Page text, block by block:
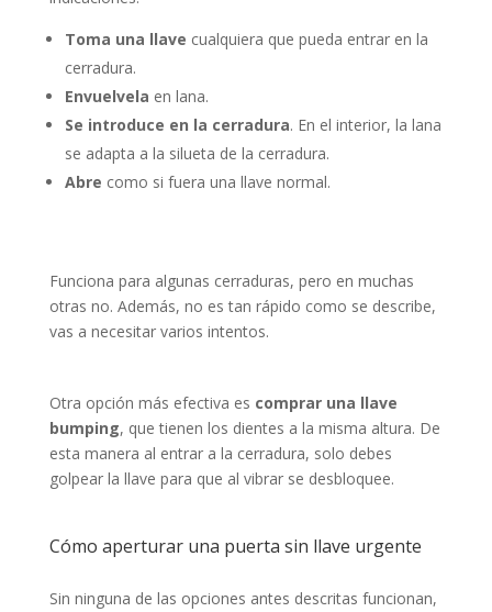
Toma una llave cualquiera que pueda entrar en la
cerradura.
Envuelvela en lana.
Se introduce en la cerradura. En el interior, la lana
se adapta a la silueta de la cerradura.
Abre como si fuera una llave normal.
Funciona para algunas cerraduras, pero en muchas
otras no. Además, no es tan rápido como se describe,
vas a necesitar varios intentos.
Otra opción más efectiva es comprar una llave
bumping, que tienen los dientes a la misma altura. De
esta manera al entrar a la cerradura, solo debes
golpear la llave para que al vibrar se desbloquee.
Cómo aperturaruna puerta sin llave urgente
Sin ninguna de las opciones antes descritas funcionan,